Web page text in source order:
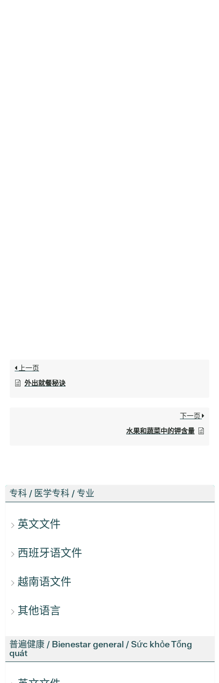
专科 / 医学专科 / 专业
英文文件
西班牙语文件
越南语文件
其他语言
普遍健康 / Bienestar general / Sức khỏe Tổng
quát
上一页
外出就餐秘诀
下一页
水果和蔬菜中的钾含量